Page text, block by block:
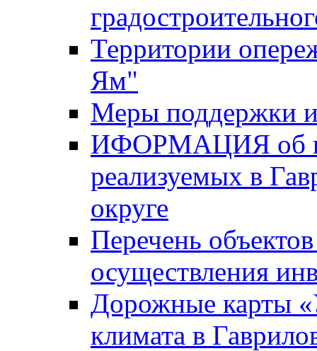
Территории
Ям"
Меры поддержки
ИФОРМАЦИЯ об
реализуемых в
округе
Перечень
осуществления
Дорожные карты
климата в